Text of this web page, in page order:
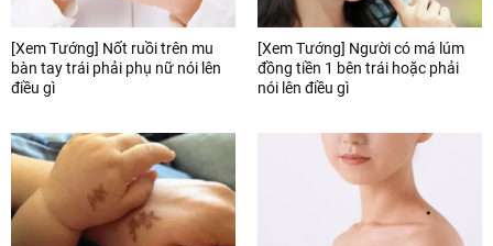
[Xem Tướng] Nốt ruồi trên mu
bàn tay trái phải phụ nữ nói lên
điều gì
[Xem Tướng] Người có má lúm
đồng tiền 1 bên trái hoặc phải
nói lên điều gì